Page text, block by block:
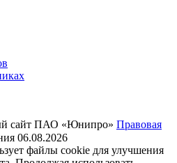
сайт ПАО «Юнипро» Правовая
06.08.2026
файлы cookie для улучшения